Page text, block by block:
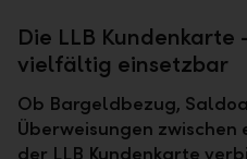
Die LLB Kundenkarte
vielfältig einsetzbar
Ob Bargeldbezug,
Überweisungen
der LLB Kundenkarte